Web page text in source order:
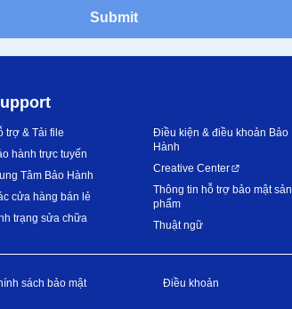
Submit
trợ & Tải file
hành trực tuyến
Tâm Bảo Hành
cửa hàng bán lẻ
trạng sửa chữa
Điều kiện & điều khoản Bảo
Hành
Creative Center
Thông tin hỗ trợ bảo mật sản
phẩm
Thuật ngữ
sách bảo mật Điều khoản